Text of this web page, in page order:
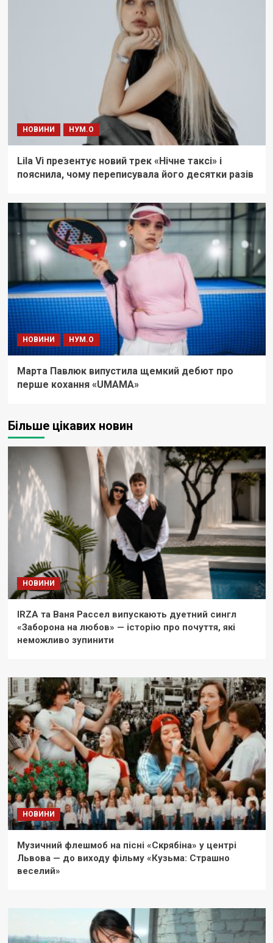
НОВИНИ НУМ.О
Lila Vi презентує новий трек «Нічне таксі» і
пояснила, чому переписувала його десятки разів
НОВИНИ НУМ.О
Марта Павлюк випустила щемкий дебют про
перше кохання «UМАМА»
Більше цікавих новин
НОВИНИ
IRZA та Ваня Рассел випускають дуетний сингл
«Заборона на любов» — історію про почуття, які
неможливо зупинити
НОВИНИ
Музичний флешмоб на пісні «Скрябіна» у центрі
Львова — до виходу фільму «Кузьма: Страшно
веселий»